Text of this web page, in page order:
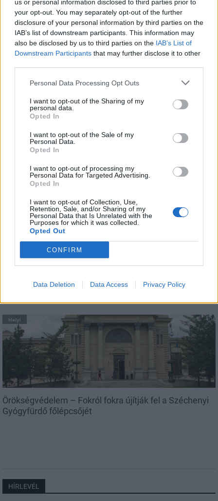
us or personal information disclosed to third parties prior to
your opt-out. You may separately opt-out of the further
disclosure of your personal information by third parties on the
IAB’s list of downstream participants. This information may
also be disclosed by us to third parties on the IAB’s List of
Downstream Participants that may further disclose it to other
Personal Data Processing Opt Outs
I want to opt-out of the Sharing of my
personal data.
Opted In
I want to opt-out of the Sale of my
Personal Data.
Opted In
I want to opt-out of processing my
Personal Data for Targeted Advertising.
Opted In
I want to opt-out of Collection, Use,
Retention, Sale, and/or Sharing of my
Personal Data that Is Unrelated with the
Purposes for which it was collected.
Opted Out
CONFIRM
Data Deletion Data Access Privacy Policy
Helyi
Csökkenti Józsefváros az üresen álló lakásállományát
Beindult az őszibarackszezon, szeptemberig
Helyi
Örökségvédelem – Fokról fokra újítják fel a Széchenyi
Gyógyfürdő főlépcsőjét
HÍRLEVÉL